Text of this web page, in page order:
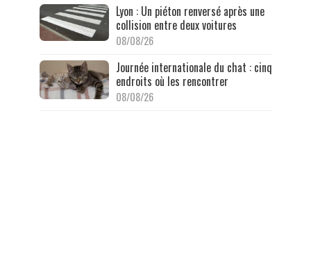
Lyon : Un piéton renversé après une
collision entre deux voitures
08/08/26
Journée internationale du chat : cinq
endroits où les rencontrer
08/08/26